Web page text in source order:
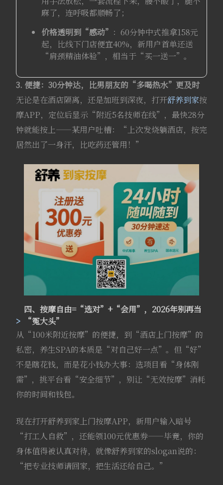
麻了，连呼吸都顺畅了；
价格透明到“感动” ：60分钟中式推拿158元
起，比线下门店便宜40%，新用户首单还送
“肩颈精油体验”，相当于“买一送一”。
3. 便捷：30分钟达，比男朋友的“多喝热水”更及时
无论是在酒店隔离，还是加班到深夜，打开舒养到家按
摩APP，定位后显示“附近5名技师在线”，最快28分
钟就能按上——某用户吐槽：“上次发烧躺酒店，按完
居然出了一身汗，比吃药还管用！”
四、按摩自由=“选对”+“会用”，2026年别再当
“冤大头”
从“100米附近按摩”的便捷，到“酒店上门按摩”的
私密，养生SPA的本质是“对自己好一点”。但“好”
不是瞎花钱，而是花小钱办大事：选项目看“身体刚
需”，挑平台看“安全细节”，别让“无效按摩”消耗
你的时间和钱包。
现在打开舒养到家上门按摩APP，新用户输入暗号
“打工人自救”，还能领100元优惠券——毕竟，你的
身体值得被认真对待，就像舒养到家的slogan说的：
“把专业技师请回家，把生活还给自己。”